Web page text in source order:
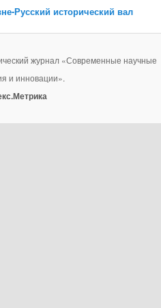
Русский исторический вал
журнал «Современные научные
и инновации».